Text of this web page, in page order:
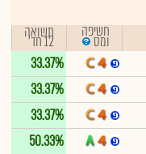
חשיפה
ומס תשואה
12 חד'
33.37%
33.37%
33.37%
50.33%